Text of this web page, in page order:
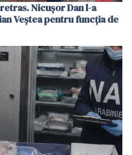
Nicușor Dan l-a
Veștea pentru funcția de